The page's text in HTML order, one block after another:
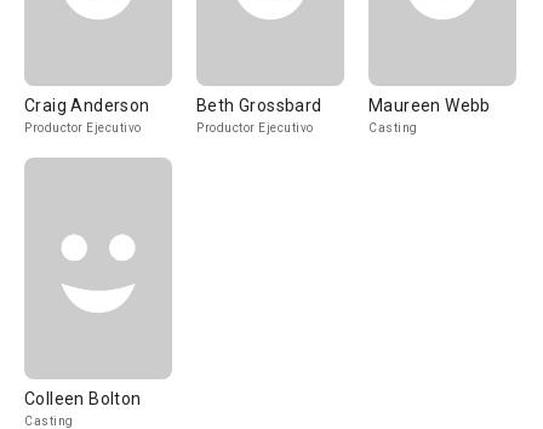
Craig Anderson
Productor Ejecutivo
Beth Grossbard
Productor Ejecutivo
Maureen Webb
Casting
Colleen Bolton
Casting